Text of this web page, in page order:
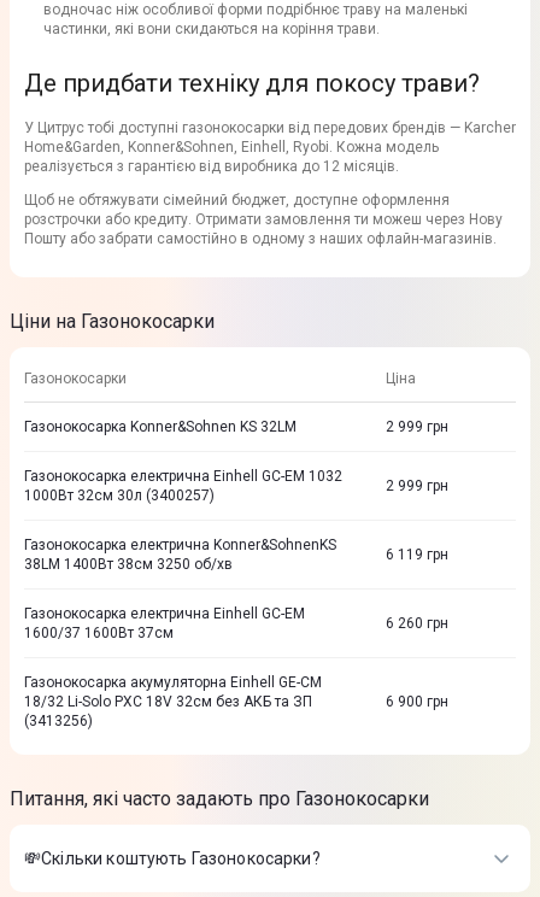
водночас ніж особливої форми подрібнює траву на маленькі
частинки, які вони скидаються на коріння трави.
Де придбати техніку для покосу трави?
У Цитрус тобі доступні газонокосарки від передових брендів — Karcher
Home&Garden, Konner&Sohnen, Einhell, Ryobi. Кожна модель
реалізується з гарантією від виробника до 12 місяців.
Щоб не обтяжувати сімейний бюджет, доступне оформлення
розстрочки або кредиту. Отримати замовлення ти можеш через Нову
Пошту або забрати самостійно в одному з наших офлайн-магазинів.
Ціни на Газонокосарки
Газонокосарки Ціна
Газонокосарка Konner&Sohnen KS 32LM 2 999 грн
Газонокосарка електрична Einhell GC-EM 1032
1000Вт 32см 30л (3400257)
2 999 грн
Газонокосарка електрична Konner&SohnenKS
38LM 1400Вт 38см 3250 об/хв
6 119 грн
Газонокосарка електрична Einhell GC-EM
1600/37 1600Вт 37см
6 260 грн
Газонокосарка акумуляторна Einhell GE-CM
18/32 Li-Solo PXC 18V 32см без АКБ та ЗП
(3413256)
6 900 грн
Питання, які часто задають про Газонокосарки
💸Скільки коштують Газонокосарки?